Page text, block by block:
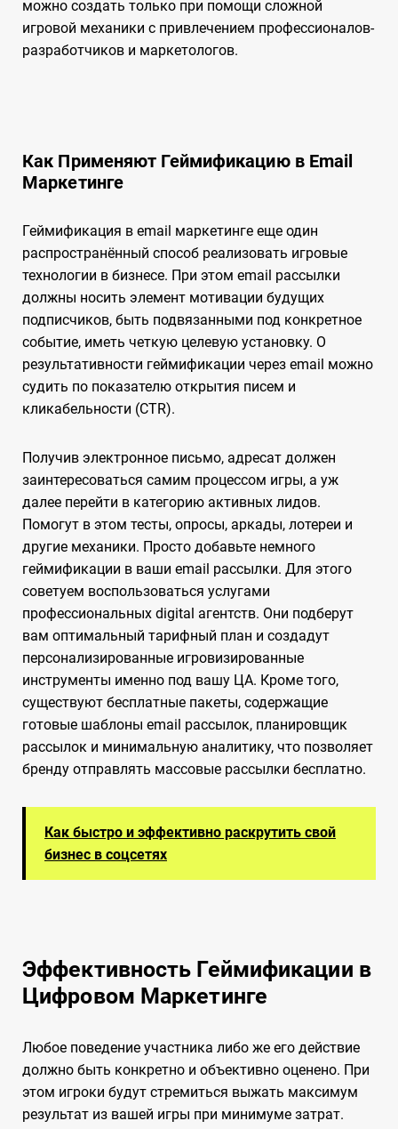
можно создать только при помощи сложной
игровой механики с привлечением профессионалов-
разработчиков и маркетологов.
Как Применяют Геймификацию в Email
Маркетинге
Геймификация в email маркетинге еще один
распространённый способ реализовать игровые
технологии в бизнесе. При этом email рассылки
должны носить элемент мотивации будущих
подписчиков, быть подвязанными под конкретное
событие, иметь четкую целевую установку. О
результативности геймификации через email можно
судить по показателю открытия писем и
кликабельности (CTR).
Получив электронное письмо, адресат должен
заинтересоваться самим процессом игры, а уж
далее перейти в категорию активных лидов.
Помогут в этом тесты, опросы, аркады, лотереи и
другие механики. Просто добавьте немного
геймификации в ваши email рассылки. Для этого
советуем воспользоваться услугами
профессиональных digital агентств. Они подберут
вам оптимальный тарифный план и создадут
персонализированные игровизированные
инструменты именно под вашу ЦА. Кроме того,
существуют бесплатные пакеты, содержащие
готовые шаблоны email рассылок, планировщик
рассылок и минимальную аналитику, что позволяет
бренду отправлять массовые рассылки бесплатно.
Как быстро и эффективно раскрутить свой
бизнес в соцсетях
Эффективность Геймификации в
Цифровом Маркетинге
Любое поведение участника либо же его действие
должно быть конкретно и объективно оценено. При
этом игроки будут стремиться выжать максимум
результат из вашей игры при минимуме затрат.